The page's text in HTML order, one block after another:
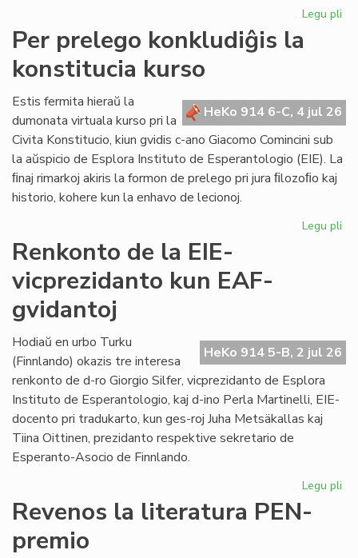
Legu pli
al
Per prelego konkludiĝis la
konstitucia kurso
HeKo 914 6-C, 4 jul 26
Estis fermita hieraŭ la
dumonata virtuala kurso pri la
Civita Konstitucio, kiun gvidis c-ano Giacomo Comincini sub
la aŭspicio de Esplora Instituto de Esperantologio (EIE). La
ﬁnaj rimarkoj akiris la formon de prelego pri jura ﬁlozoﬁo kaj
historio, kohere kun la enhavo de lecionoj.
Legu pli
Renkonto de la EIE-
vicprezidanto kun EAF-
gvidantoj
HeKo 914 5-B, 2 jul 26
Hodiaŭ en urbo Turku
(Finnlando) okazis tre interesa
renkonto de d-ro Giorgio Silfer, vicprezidanto de Esplora
Instituto de Esperantologio, kaj d-ino Perla Martinelli, EIE-
docento pri tradukarto, kun ges-roj Juha Metsäkallas kaj
Tiina Oittinen, prezidanto respektive sekretario de
Esperanto-Asocio de Finnlando.
Legu pli
Revenos la literatura PEN-
premio